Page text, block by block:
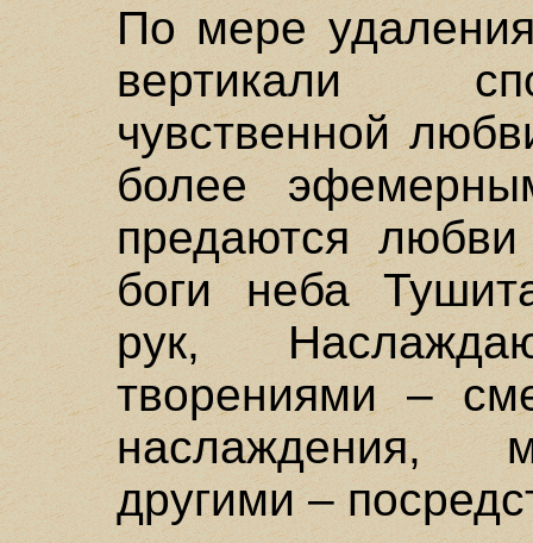
По мере
вертикали
чувственной
более
предаются
боги неба
рук,
творениями –
наслаждения,
другими –